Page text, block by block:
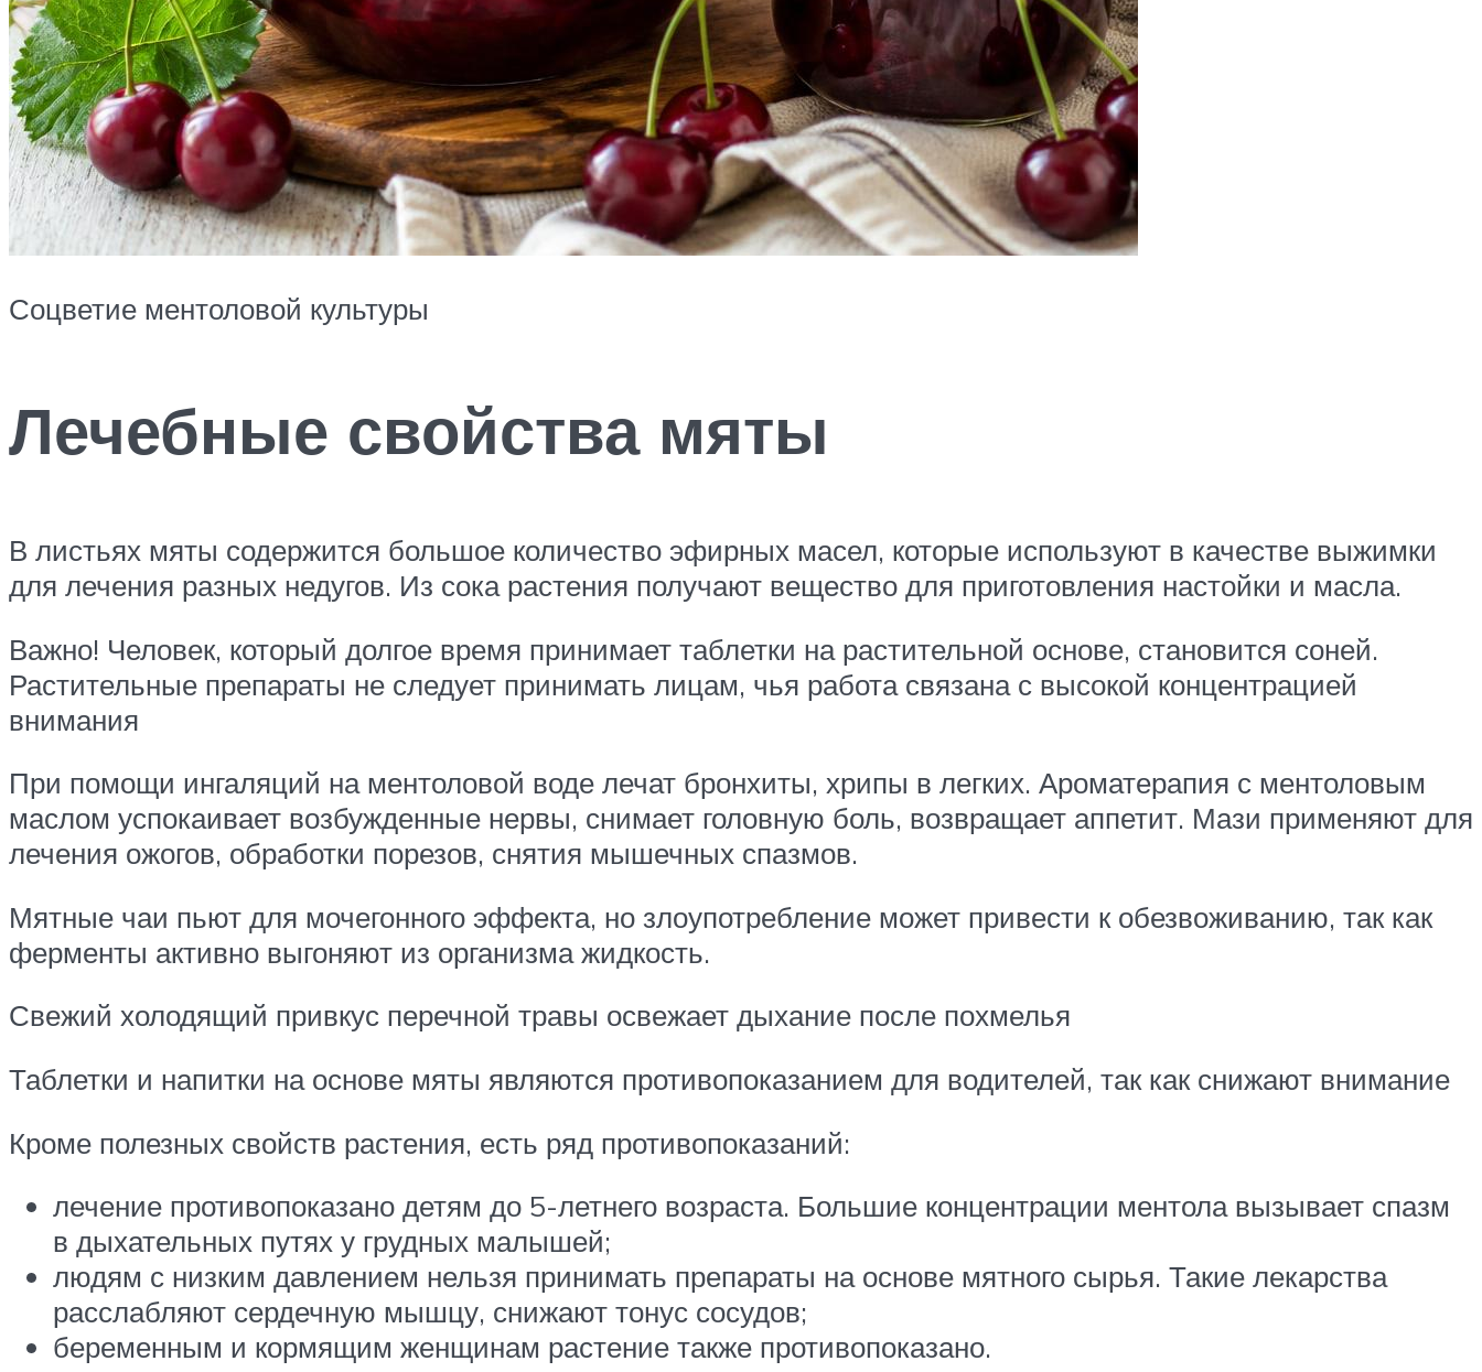
Соцветие ментоловой культуры
Лечебные свойства мяты
В листьях мяты содержится большое количество эфирных масел, которые используют в качестве выжимки
для лечения разных недугов. Из сока растения получают вещество для приготовления настойки и масла.
Важно! Человек, который долгое время принимает таблетки на растительной основе, становится соней.
Растительные препараты не следует принимать лицам, чья работа связана с высокой концентрацией
внимания
При помощи ингаляций на ментоловой воде лечат бронхиты, хрипы в легких. Ароматерапия с ментоловым
маслом успокаивает возбужденные нервы, снимает головную боль, возвращает аппетит. Мази применяют для
лечения ожогов, обработки порезов, снятия мышечных спазмов.
Мятные чаи пьют для мочегонного эффекта, но злоупотребление может привести к обезвоживанию, так как
ферменты активно выгоняют из организма жидкость.
Свежий холодящий привкус перечной травы освежает дыхание после похмелья
Таблетки и напитки на основе мяты являются противопоказанием для водителей, так как снижают внимание
Кроме полезных свойств растения, есть ряд противопоказаний:
лечение противопоказано детям до 5-летнего возраста. Большие концентрации ментола вызывает спазм
в дыхательных путях у грудных малышей;
людям с низким давлением нельзя принимать препараты на основе мятного сырья. Такие лекарства
расслабляют сердечную мышцу, снижают тонус сосудов;
беременным и кормящим женщинам растение также противопоказано.